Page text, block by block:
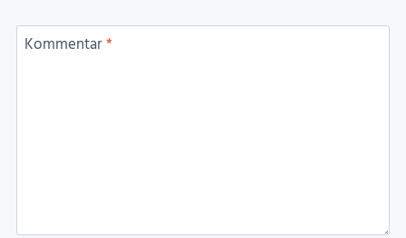
Kommentar*